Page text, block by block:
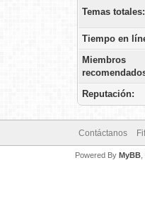
Temas totales:
Tiempo en
Miembros
Reputación:
Contáctanos
Powered By MyBB,